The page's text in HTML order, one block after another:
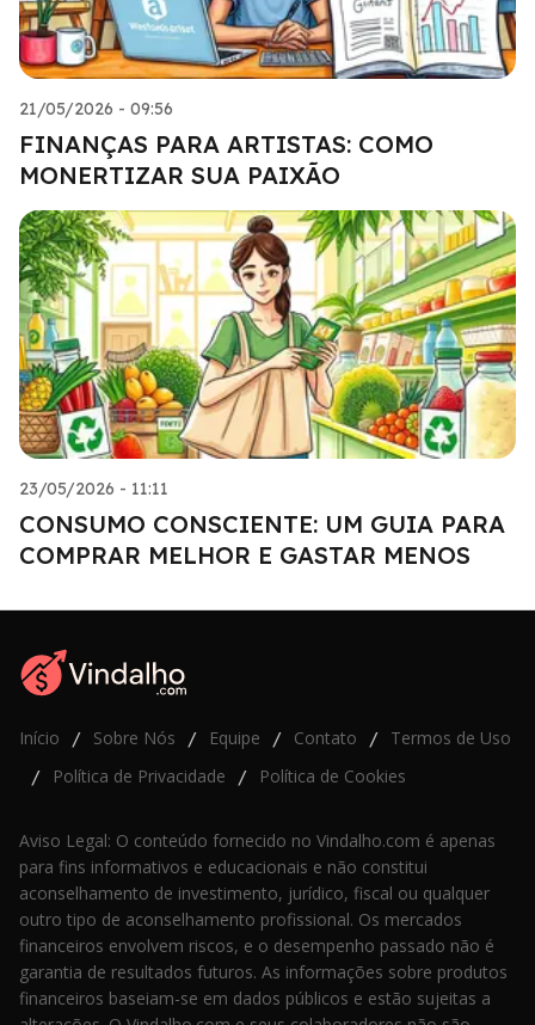
21/05/2026 - 09:56
FINANÇAS PARA ARTISTAS: COMO
MONERTIZAR SUA PAIXÃO
23/05/2026 - 11:11
CONSUMO CONSCIENTE: UM GUIA PARA
COMPRAR MELHOR E GASTAR MENOS
Início / Sobre Nós / Equipe / Contato / Termos de Uso
/ Política de Privacidade / Política de Cookies
Aviso Legal: O conteúdo fornecido no Vindalho.com é apenas
para fins informativos e educacionais e não constitui
aconselhamento de investimento, jurídico, fiscal ou qualquer
outro tipo de aconselhamento profissional. Os mercados
financeiros envolvem riscos, e o desempenho passado não é
garantia de resultados futuros. As informações sobre produtos
financeiros baseiam-se em dados públicos e estão sujeitas a